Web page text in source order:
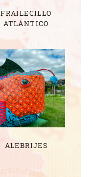
FRAILECILLO
ATLÁNTICO
ALEBRIJES